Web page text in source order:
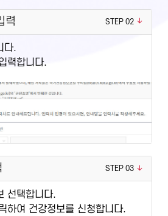
력 STEP 02
다.
력합니다.
STEP 03
선택합니다.
하여 건강정보를 신청합니다.